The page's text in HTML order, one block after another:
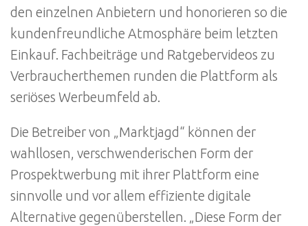
den einzelnen Anbietern und honorieren so die
kundenfreundliche Atmosphäre beim letzten
Einkauf. Fachbeiträge und Ratgebervideos zu
Verbraucherthemen runden die Plattform als
seriöses Werbeumfeld ab.
Die Betreiber von „Marktjagd“ können der
wahllosen, verschwenderischen Form der
Prospektwerbung mit ihrer Plattform eine
sinnvolle und vor allem effiziente digitale
Alternative gegenüberstellen. „Diese Form der